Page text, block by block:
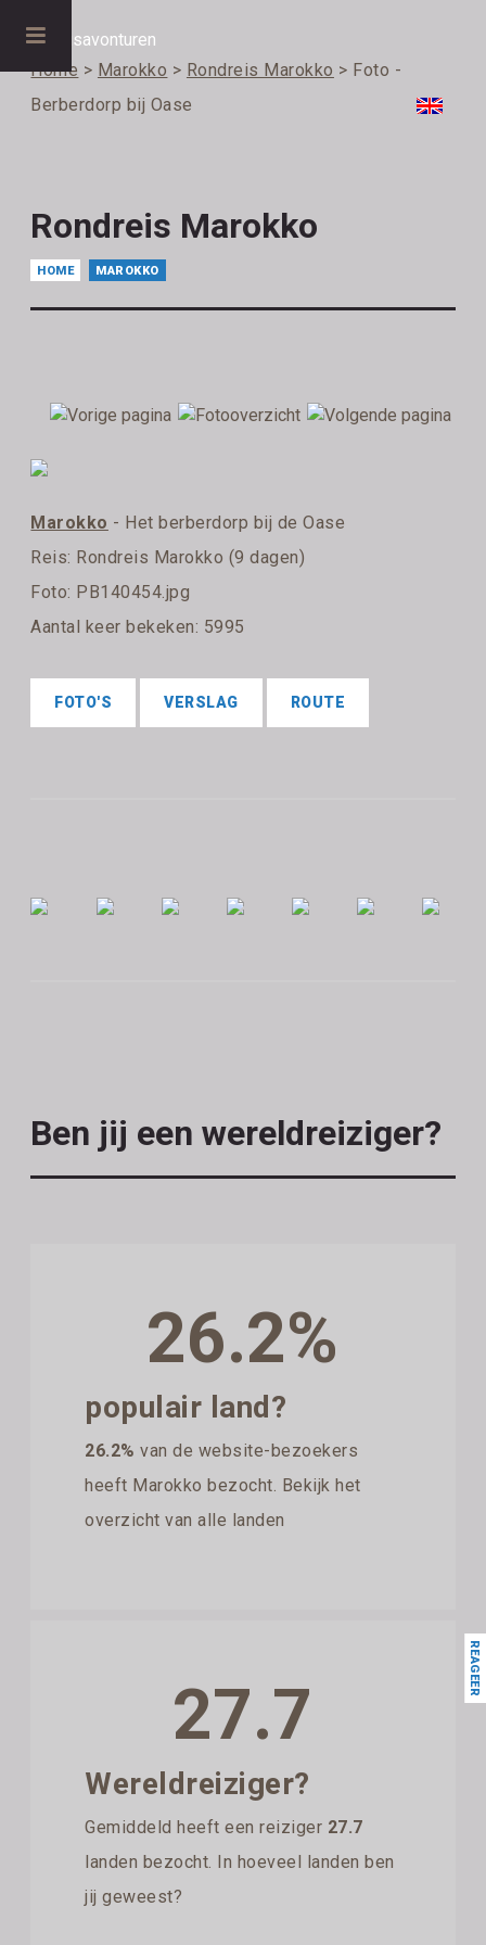
Home > Marokko > Rondreis Marokko > Foto -
Berberdorp bij Oase
Rondreis Marokko
HOME MAROKKO
Marokko - Het berberdorp bij de Oase
Reis: Rondreis Marokko (9 dagen)
Foto: PB140454.jpg
Aantal keer bekeken: 5995
FOTO'S VERSLAG ROUTE
Ben jij een wereldreiziger?
26.2%
populair land?
26.2% van de website-bezoekers
heeft Marokko bezocht. Bekijk het
overzicht van alle landen
27.7
Wereldreiziger?
Gemiddeld heeft een reiziger 27.7
landen bezocht. In hoeveel landen ben
jij geweest?
REAGEER